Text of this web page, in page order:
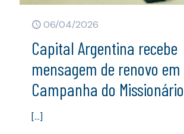
06/04/2026
Capital Argentina recebe
mensagem de renovo em
Campanha do Missionário
[…]